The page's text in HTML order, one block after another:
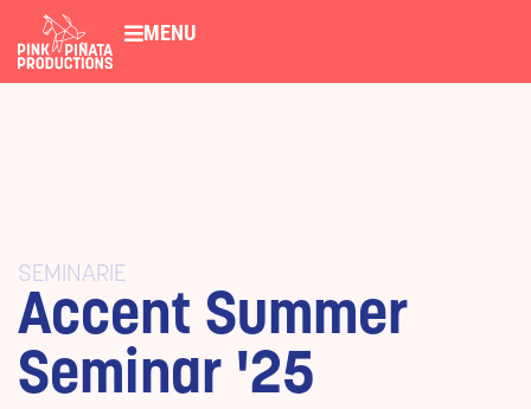
MENU
SEMINARIE
Accent Summer
Seminar '25